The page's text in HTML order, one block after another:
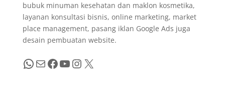
bubuk minuman kesehatan dan maklon kosmetika,
layanan konsultasi bisnis, online marketing, market
place management, pasang iklan Google Ads juga
desain pembuatan website.
WhatsApp Mail Facebook YouTube InstagramX